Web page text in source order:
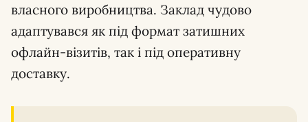
власного виробництва. Заклад чудово
адаптувався як під формат затишних
офлайн-візитів, так і під оперативну
доставку.